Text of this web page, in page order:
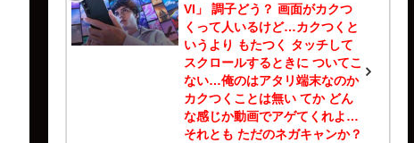
VI」 調子どう？ 画面がカクつ
くって人いるけど…カクつくと
いうより もたつく タッチして
スクロールするときに ついてこ
ない…俺のはアタリ端末なのか
カクつくことは無い てか どん
な感じか動画でアゲてくれよ…
それとも ただのネガキャンか？